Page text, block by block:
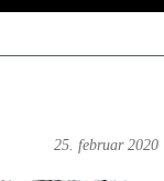
25. februar 2020